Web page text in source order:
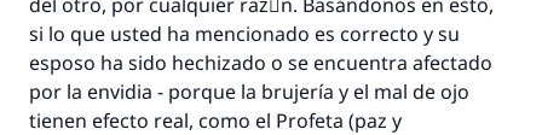
si lo que usted ha mencionado es correcto y su
esposo ha sido hechizado o se encuentra afectado
por la envidia - porque la brujería y el mal de ojo
tienen efecto real, como el Profeta (paz y